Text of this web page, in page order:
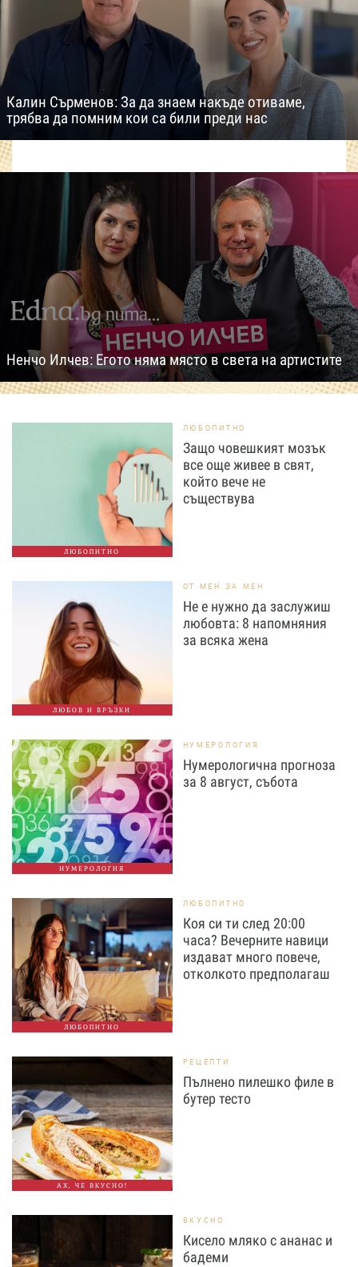
Калин Сърменов: За да знаем накъде отиваме,
трябва да помним кои са били преди нас
Ненчо Илчев: Егото няма място в света на артистите
ЛЮБОПИТНО
ЛЮБОПИТНО
Защо човешкият мозък
все още живее в свят,
който вече не
съществува
ЛЮБОВ И ВРЪЗКИ
ОТ МЕН ЗА МЕН
Не е нужно да заслужиш
любовта: 8 напомняния
за всяка жена
НУМЕРОЛОГИЯ
НУМЕРОЛОГИЯ
Нумерологична прогноза
за 8 август, събота
ЛЮБОПИТНО
ЛЮБОПИТНО
Коя си ти след 20:00
часа? Вечерните навици
издават много повече,
отколкото предполагаш
АХ, ЧЕ ВКУСНО!
РЕЦЕПТИ
Пълнено пилешко филе в
бутер тесто
ВКУСНО
Кисело мляко с ананас и
бадеми